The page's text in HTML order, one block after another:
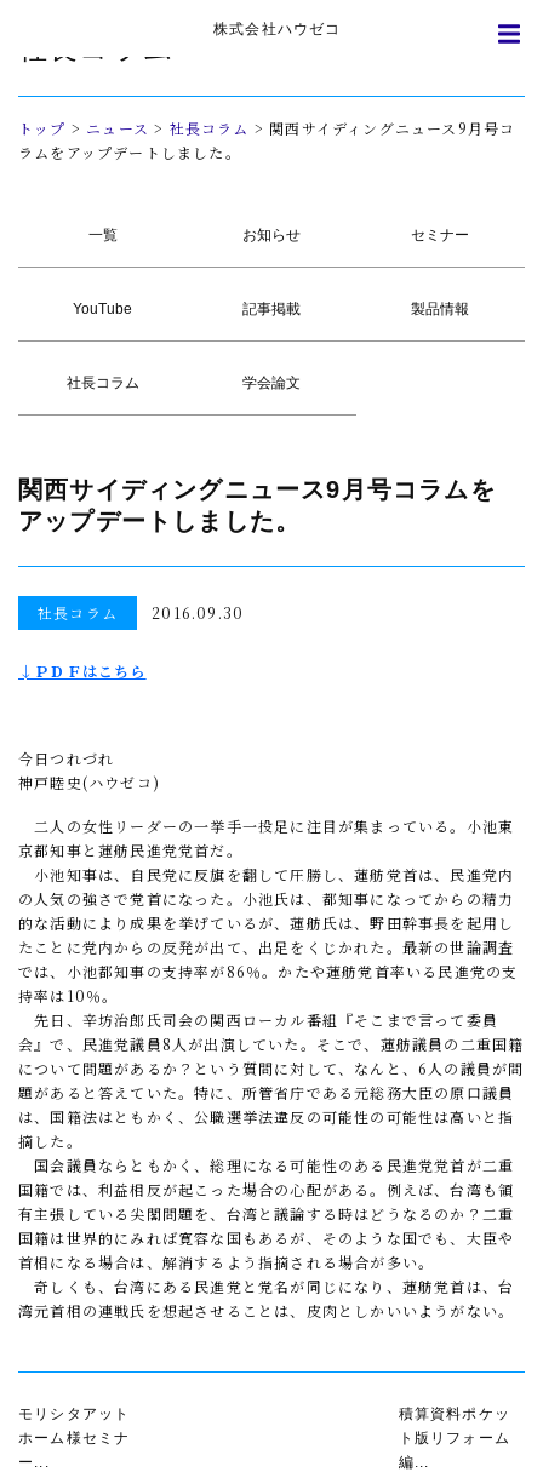
株式会社ハウゼコ
トップ > ニュース > 社長コラム > 関西サイディングニュース9月号コ
ラムをアップデートしました。
一覧 お知らせ セミナー
YouTube 記事掲載 製品情報
社長コラム 学会論文
関西サイディングニュース9月号コラムを
アップデートしました。
社長コラム 2016.09.30
↓ＰＤＦはこちら
今日つれづれ
神戸睦史(ハウゼコ)
二人の女性リーダーの一挙手一投足に注目が集まっている。小池東
京都知事と蓮舫民進党党首だ。
小池知事は、自民党に反旗を翻して圧勝し、蓮舫党首は、民進党内
の人気の強さで党首になった。小池氏は、都知事になってからの精力
的な活動により成果を挙げているが、蓮舫氏は、野田幹事長を起用し
たことに党内からの反発が出て、出足をくじかれた。最新の世論調査
では、小池都知事の支持率が86％。かたや蓮舫党首率いる民進党の支
持率は10％。
先日、辛坊治郎氏司会の関西ローカル番組『そこまで言って委員
会』で、民進党議員8人が出演していた。そこで、蓮舫議員の二重国籍
について問題があるか？という質問に対して、なんと、6人の議員が問
題があると答えていた。特に、所管省庁である元総務大臣の原口議員
は、国籍法はともかく、公職選挙法違反の可能性の可能性は高いと指
摘した。
国会議員ならともかく、総理になる可能性のある民進党党首が二重
国籍では、利益相反が起こった場合の心配がある。例えば、台湾も領
有主張している尖閣問題を、台湾と議論する時はどうなるのか？二重
国籍は世界的にみれば寛容な国もあるが、そのような国でも、大臣や
首相になる場合は、解消するよう指摘される場合が多い。
奇しくも、台湾にある民進党と党名が同じになり、蓮舫党首は、台
湾元首相の連戦氏を想起させることは、皮肉としかいいようがない。
モリシタアット
ホーム様セミナ
ー...
積算資料ポケッ
ト版リフォーム
編...